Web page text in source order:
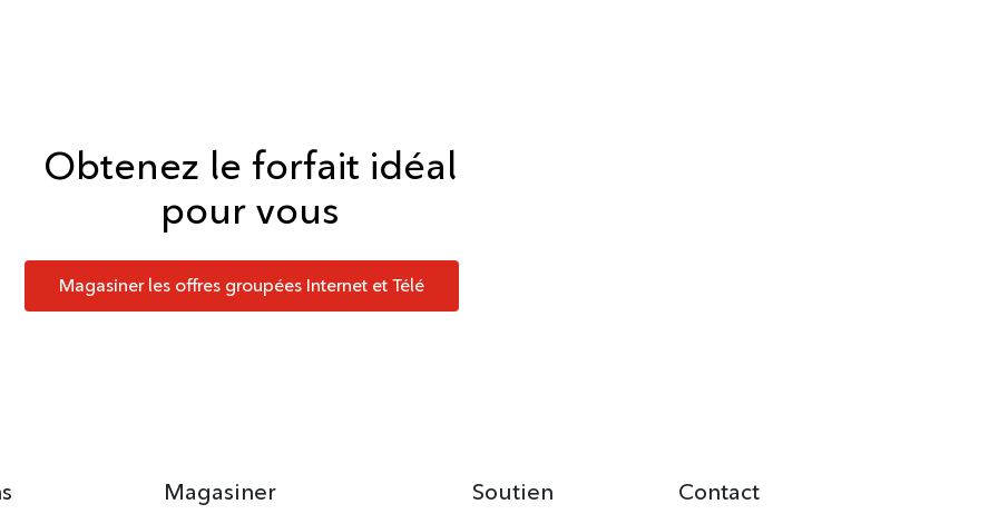
Obtenez le forfait idéal
pour vous
Magasiner les offres groupées Internet et Télé
Magasiner Soutien Contact